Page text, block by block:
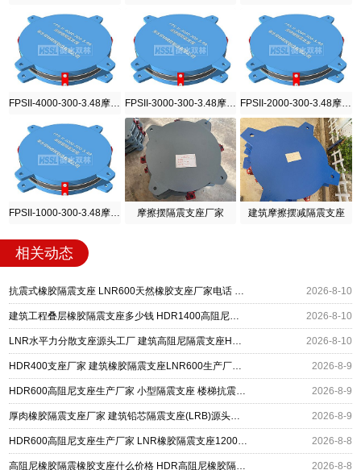
FPSII-3000-300-3.48摩擦摆隔震支座
摩擦摆隔震支座厂家 建筑摩擦摆减隔震支座
相关动态
抗震式橡胶隔震支座 LNR600天然橡胶支座厂家电话 建筑隔震支座HDR厂家 2026-8-10
建筑工程叠层橡胶隔震支座多少钱 HDR1400高阻尼隔震支座 圆形高阻尼橡胶隔震支座什么价格 2026-8-10
LNR水平力分散支座源头工厂 建筑高阻尼隔震支座HDR源头工厂 LNR800隔震支座价格 2026-8-10
HDR400支座厂家 建筑橡胶隔震支座LNR600生产厂家 LRB500铅芯支座生产厂家 2026-8-9
HDR600高阻尼支座生产厂家 小型隔震支座 楼梯抗震支座厂家 2026-8-9
厚肉橡胶隔震支座厂家 建筑铅芯隔震支座(LRB)源头工厂 高阻尼支座HDR多少钱 2026-8-9
HDR600高阻尼支座生产厂家 LNR橡胶隔震支座1200厂家 建筑抗震铅芯支座厂家 2026-8-8
高阻尼橡胶隔震橡胶支座什么价格 HDR高阻尼橡胶隔震支座 HDR1200高阻尼建筑隔震支座生产厂家 2026-8-8